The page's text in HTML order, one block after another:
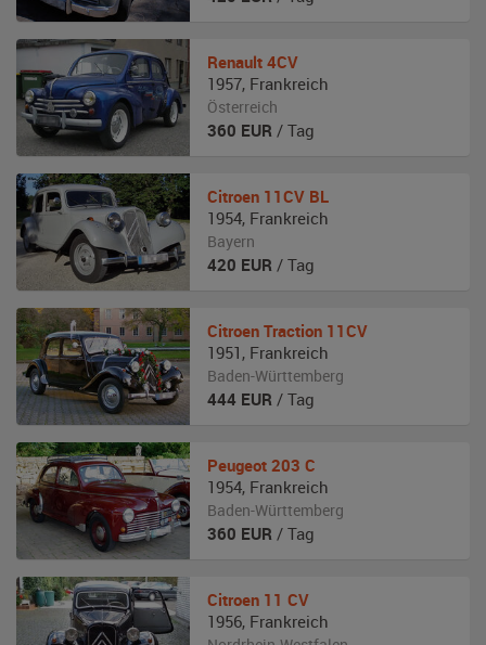
Renault 4CV
1957, Frankreich
Österreich
360 EUR / Tag
Citroen 11CV BL
1954, Frankreich
Bayern
420 EUR / Tag
Citroen Traction 11CV
1951 , Frankreich
Baden-Württemberg
444 EUR / Tag
Peugeot 203 C
1954, Frankreich
Baden-Württemberg
360 EUR / Tag
Citroen 11 CV
1956, Frankreich